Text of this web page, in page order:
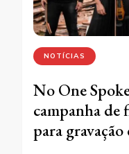
NOTÍCIAS
No One
campanha de
para